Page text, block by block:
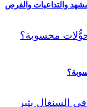
والتداعيات والفرص